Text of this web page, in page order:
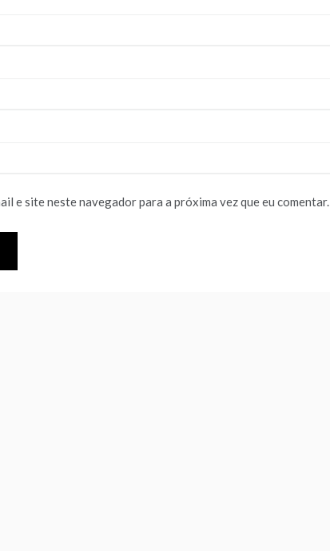
e site neste navegador para a próxima vez que eu comentar.